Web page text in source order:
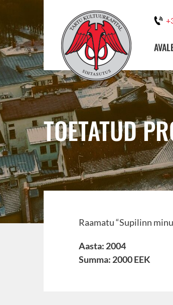
TOETATUD
Raamatu “Supilinn
Aasta: 2004
Summa: 2000 EEK